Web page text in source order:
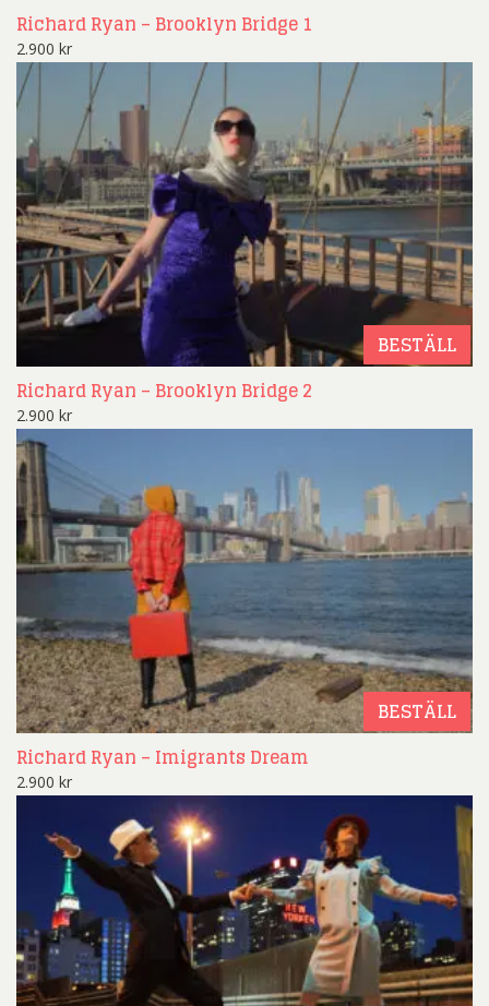
Richard Ryan – Brooklyn Bridge 1
2.900 kr
BESTÄLL
Richard Ryan – Brooklyn Bridge 2
2.900 kr
BESTÄLL
Richard Ryan – Imigrants Dream
2.900 kr